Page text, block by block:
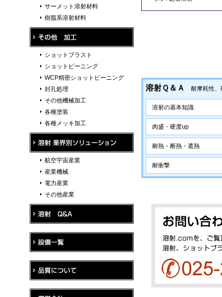
溶射Ｑ＆Ａ 耐摩耗性、
溶射の基本知識
肉盛・硬度up
耐熱・断熱・遮熱
耐衝撃
サーメット溶射材料
樹脂系溶射材料
ショットブラスト
ショットピーニング
WCP精密ショットピーニング
封孔処理
その他機械加工
各種塗装
各種メッキ加工
航空宇宙産業
産業機械
電力産業
その他産業